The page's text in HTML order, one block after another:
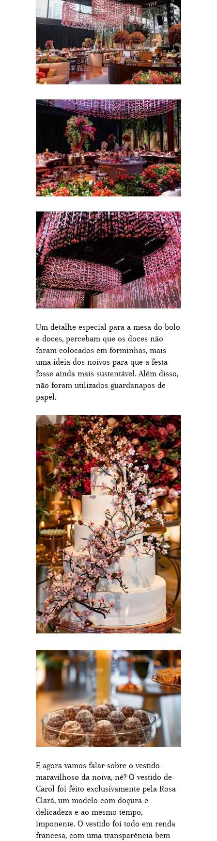
Um detalhe especial para a mesa do bolo
e doces, percebam que os doces não
foram colocados em forminhas, mais
uma ideia dos noivos para que a festa
fosse ainda mais sustentável. Além disso,
não foram utilizados guardanapos de
papel.
E agora vamos falar sobre o vestido
maravilhoso da noiva, né? O vestido de
Carol foi feito exclusivamente pela Rosa
Clará, um modelo com doçura e
delicadeza e ao mesmo tempo,
imponente. O vestido foi todo em renda
francesa, com uma transparência bem